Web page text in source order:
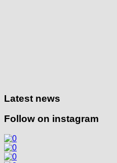
Latest news
Follow on instagram